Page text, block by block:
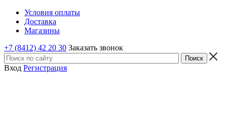
Условия оплаты
Доставка
Магазины
+7 (8412) 42 20 30 Заказать звонок
Вход Регистрация